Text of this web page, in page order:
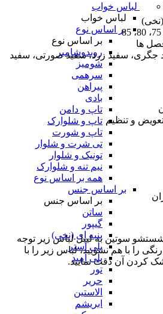
لباس خواب
لباس خواب
بر اساس نوع
بر اساس نوع
روبدوشامبر
شومیز
سرهمی
پیراهن
بادی
تاپ و دامن
تاپ و شلوارک
تاپ و شورت
تی شرت و شلوار
تونیک و شلوار
نیم تنه و شلوارک
همه بر اساس نوع
بر اساس جنس
بر اساس جنس
ساتن
گیپور
پنبه ای (نخی)
پلی استر
پلی آمید
تور
حریر
الاستین
ابریشم
(نخی)
ها
جگری، سفید زرد، سفید صورتی، سفید
و تنظیم
شستشو سوتین به لیبل لباس زیر توجه
را با هم نشویید، لباس زیر را با
کردن آن دقت نمایید.